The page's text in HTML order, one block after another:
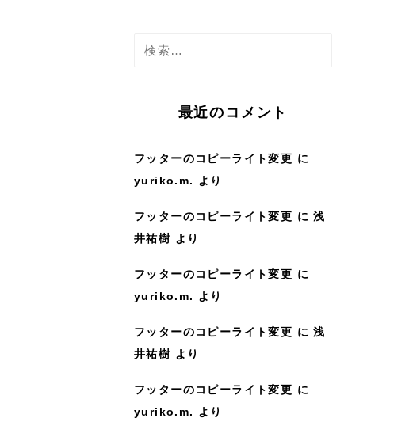
検
最近のコメント
フッターのコピーライト変更 に
yuriko.m.
より
フッターのコピーライト変更 に浅
井祐樹 より
フッターのコピーライト変更 に
yuriko.m.
より
フッターのコピーライト変更 に浅
井祐樹 より
フッターのコピーライト変更 に
yuriko.m.
より